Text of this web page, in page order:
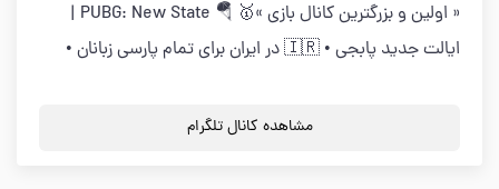
« اولین و بزرگترین کانال بازی »🥇 🪂 PUBG: New State |
ایالت جدید پابجی • 🇮🇷 در ایران برای تمام پارسی زبانان •
مشاهده کانال تلگرام